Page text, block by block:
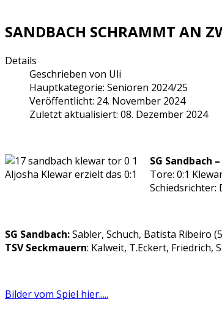
SANDBACH SCHRAMMT AN
Details
Geschrieben von Uli
Hauptkategorie: Senioren 2024/25
Veröffentlicht: 24. November 2024
Zuletzt aktualisiert: 08. Dezember 2024
Aljosha Klewar erzielt das 0:1
SG Sandbach
Tore: 0:1
Schiedsrichter:
SG Sandbach:Sabler, Schuch, Batista Ribeiro
TSV Seckmauern: Kalweit, T.Eckert, Friedrich,
Bilder vom Spiel hier.....